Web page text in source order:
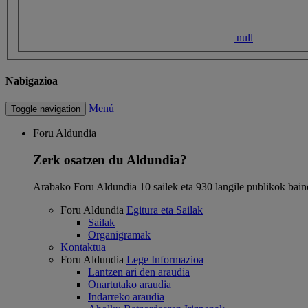
null
Nabigazioa
Toggle navigation Menú
Foru Aldundia
Zerk osatzen du Aldundia?
Arabako Foru Aldundia 10 sailek eta 930 langile publikok
Foru Aldundia Egitura eta Sailak
Sailak
Organigramak
Kontaktua
Foru Aldundia Lege Informazioa
Lantzen ari den araudia
Onartutako araudia
Indarreko araudia